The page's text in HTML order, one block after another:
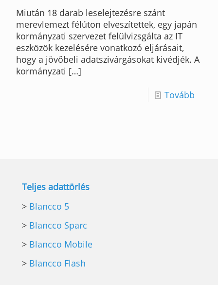
Miután 18 darab leselejtezésre szánt
merevlemezt félúton elveszítettek, egy japán
kormányzati szervezet felülvizsgálta az IT
eszközök kezelésére vonatkozó eljárásait,
hogy a jövőbeli adatszivárgásokat kivédjék. A
kormányzati […]
Tovább
Teljes adattörlés
> Blancco 5
> Blancco Sparc
> Blancco Mobile
> Blancco Flash